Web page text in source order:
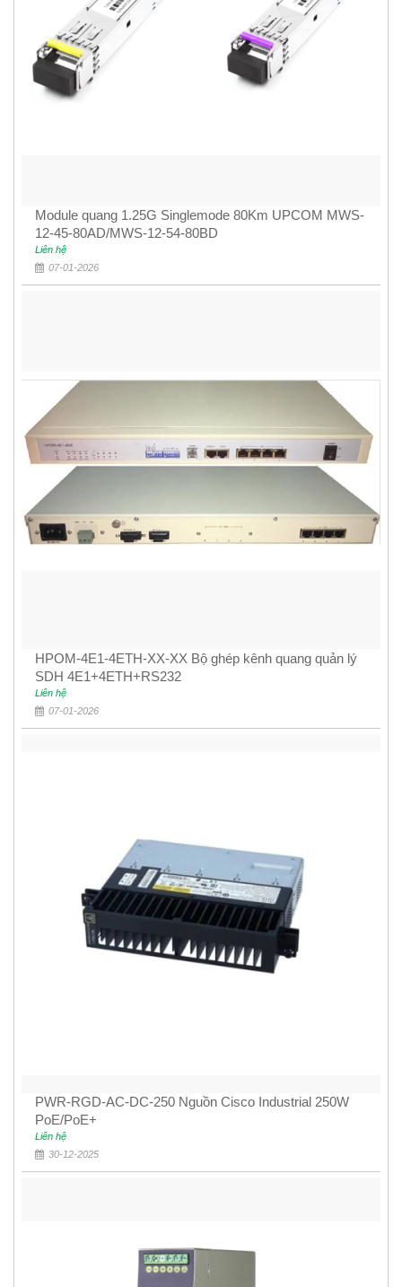
Module quang 1.25G Singlemode 80Km UPCOM MWS-
12-45-80AD/MWS-12-54-80BD
Liên hệ
07-01-2026
HPOM-4E1-4ETH-XX-XX Bộ ghép kênh quang quản lý
SDH 4E1+4ETH+RS232
Liên hệ
07-01-2026
PWR-RGD-AC-DC-250 Nguồn Cisco Industrial 250W
PoE/PoE+
Liên hệ
30-12-2025